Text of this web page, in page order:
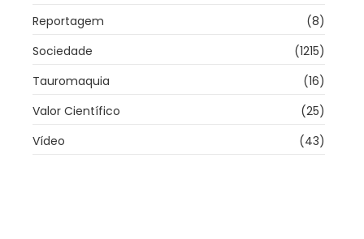
Reportagem
(8)
Sociedade
(1215)
Tauromaquia
(16)
Valor Científico
(25)
Vídeo
(43)